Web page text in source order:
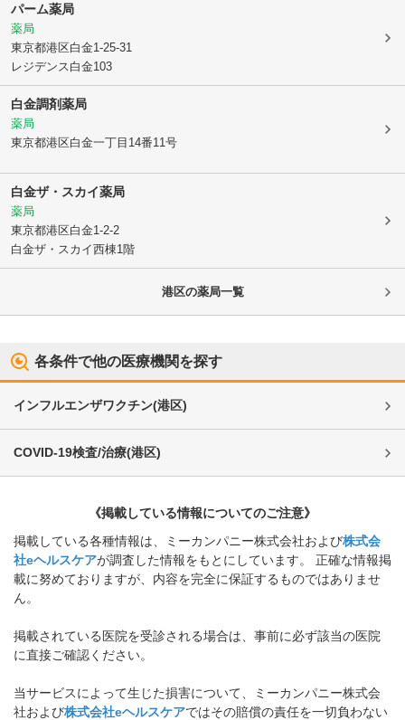
パーム薬局
薬局
東京都港区白金1-25-31
レジデンス白金103
白金調剤薬局
薬局
東京都港区白金一丁目14番11号
白金ザ・スカイ薬局
薬局
東京都港区白金1-2-2
白金ザ・スカイ西棟1階
港区の薬局一覧
各条件で他の医療機関を探す
インフルエンザワクチン(港区)
COVID-19検査/治療(港区)
《掲載している情報についてのご注意》
掲載している各種情報は、ミーカンパニー株式会社および株式会
社eヘルスケアが調査した情報をもとにしています。 正確な情報掲
載に努めておりますが、内容を完全に保証するものではありませ
ん。
掲載されている医院を受診される場合は、事前に必ず該当の医院
に直接ご確認ください。
当サービスによって生じた損害について、ミーカンパニー株式会
社および株式会社eヘルスケアではその賠償の責任を一切負わない